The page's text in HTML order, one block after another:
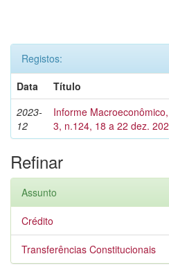
Registos:
Data
Título
2023-
12
Informe
3, n.124, 18 a 22 dez.
Refinar
Assunto
Crédito
Transferências Constitucionais